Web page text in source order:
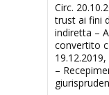
Circ.
trust ai fini
indiretta –
convertito
–